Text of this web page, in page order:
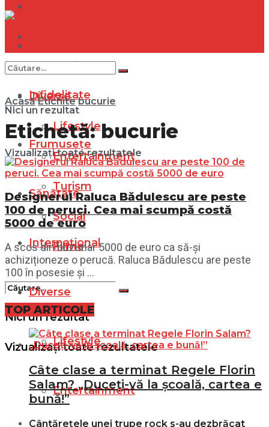
Internațional
Diverse
Lifestyle
Entertainment
Turism
Social
Filme
Nici un rezultat
Vizualizați toate rezultatele
Infidelitate
Frumusețe
Sănătate
Internațional
Diverse
Lifestyle
Entertainment
Nici un rezultat
Vizualizați toate rezultatele
Acasă Etichite bucurie
Etichetă:bucurie
Designerul Raluca Bădulescu are peste
100 de peruci. Cea mai scumpă costă
5000 de euro
A scos din buzunar 5000 de euro ca să-și
achiziționeze o perucă. Raluca Bădulescu are peste
100 în posesie și ...
TOP ARTICOLE
Câte clase a terminat Regele Florin
Salam? „Duceți-vă la școală, cartea e
bună!”
Cântărețele unei trupe rock s-au dezbrăcat